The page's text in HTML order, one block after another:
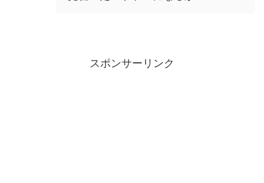
スポンサーリンク